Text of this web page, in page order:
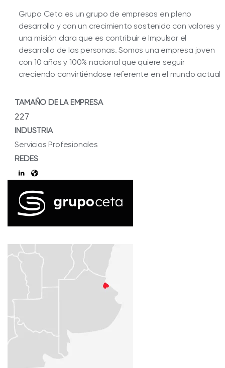
Grupo Ceta es un grupo de empresas en pleno
desarrollo y con un crecimiento sostenido con valores y
una misión clara que es contribuir e Impulsar el
desarrollo de las personas. Somos una empresa joven
con 10 años y 100% nacional que quiere seguir
creciendo convirtiéndose referente en el mundo actual
TAMAÑO DE LA EMPRESA
227
INDUSTRIA
Servicios Profesionales
REDES